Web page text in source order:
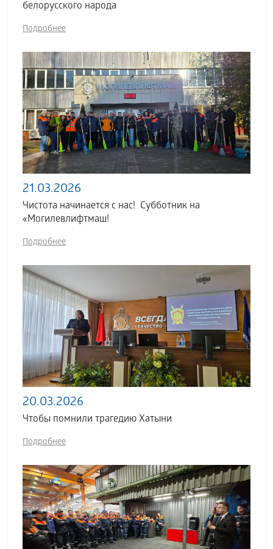
белорусского народа
Подробнее
21.03.2026
Чистота начинается с нас! Субботник на
«Могилевлифтмаш!
Подробнее
20.03.2026
Чтобы помнили трагедию Хатыни
Подробнее